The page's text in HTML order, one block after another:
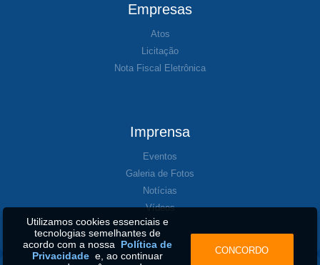
Empresas
Atos
Licitação
Nota Fiscal Eletrônica
Imprensa
Eventos
Galeria de Fotos
Notícias
Vídeos
Utilizamos cookies essenciais e
tecnologias semelhantes de
acordo com a nossa Política de
Privacidadee, ao continuar
CONCORDO